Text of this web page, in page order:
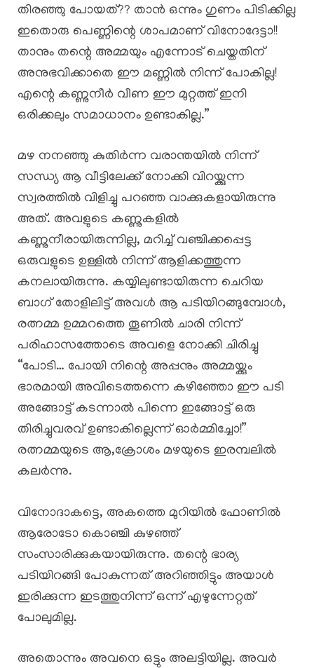
തിരഞ്ഞു പോയത്?? താൻ ഒന്നും ഗുണം പിടിക്കില്ല
ഇതൊരു പെണ്ണിന്റെ ശാപമാണ് വിനോദേട്ടാ!!
താനും തന്റെ അമ്മയും എന്നോട് ചെയ്തതിന്
അനുഭവിക്കാതെ ഈ മണ്ണിൽ നിന്ന് പോകില്ല!
എന്റെ കണ്ണുനീർ വീണ ഈ മുറ്റത്ത് ഇനി
ഒരിക്കലും സമാധാനം ഉണ്ടാകില്ല.”
​മഴ നനഞ്ഞു കുതിർന്ന വരാന്തയിൽ നിന്ന്
സന്ധ്യ ആ വീട്ടിലേക്ക് നോക്കി വിറയ്ക്കുന്ന
സ്വരത്തിൽ വിളിച്ചു പറഞ്ഞ വാക്കുകളായിരുന്നു
അത്. അവളുടെ കണ്ണുകളിൽ
കണ്ണുനീരായിരുന്നില്ല, മറിച്ച് വഞ്ചിക്കപ്പെട്ട
ഒരുവളുടെ ഉള്ളിൽ നിന്ന് ആളിക്കത്തുന്ന
കനലായിരുന്നു. കയ്യിലുണ്ടായിരുന്ന ചെറിയ
ബാഗ് തോളിലിട്ട് അവൾ ആ പടിയിറങ്ങുമ്പോൾ,
രത്നമ്മ ഉമ്മറത്തെ തൂണിൽ ചാരി നിന്ന്
പരിഹാസത്തോടെ അവളെ നോക്കി ചിരിച്ചു
“പോടി… പോയി നിന്റെ അപ്പനും അമ്മയ്ക്കും
ഭാരമായി അവിടെത്തന്നെ കഴിഞ്ഞോ ഈ പടി
അങ്ങോട്ട് കടന്നാൽ പിന്നെ ഇങ്ങോട്ട് ഒരു
തിരിച്ചുവരവ് ഉണ്ടാകില്ലെന്ന് ഓർമ്മിച്ചോ!”
രത്നമ്മയുടെ ആ,ക്രോശം മഴയുടെ ഇരമ്പലിൽ
കലർന്നു.
​വിനോദാകട്ടെ, അകത്തെ മുറിയിൽ ഫോണിൽ
ആരോടോ കൊഞ്ചി കുഴഞ്ഞ്
സംസാരിക്കുകയായിരുന്നു. തന്റെ ഭാര്യ
പടിയിറങ്ങി പോകുന്നത് അറിഞ്ഞിട്ടും അയാൾ
ഇരിക്കുന്ന ഇടത്തുനിന്ന് ഒന്ന് എഴുന്നേറ്റത്
പോലുമില്ല.
അതൊന്നും അവനെ ഒട്ടും അലട്ടിയില്ല. അവർ